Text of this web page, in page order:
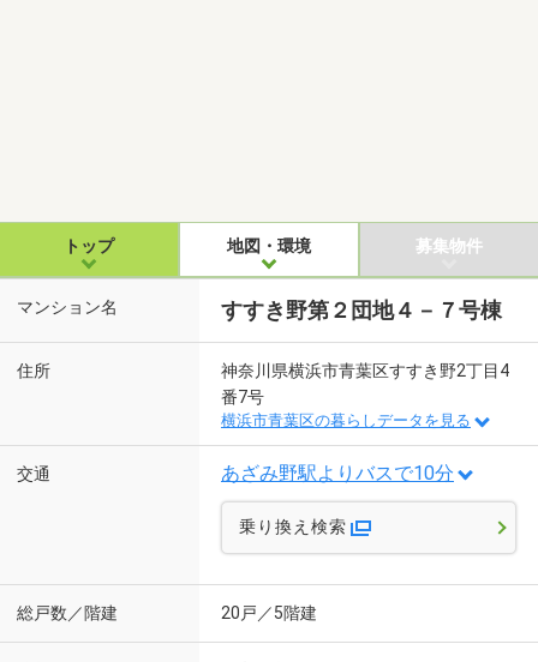
トップ 地図・環境 募集物件
マンション名 すすき野第２団地４－７号棟
住所
神奈川県横浜市青葉区すすき野2丁目4
番7号
横浜市青葉区の暮らしデータを見る
交通 あざみ野駅よりバスで10分
乗り換え検索
総戸数／階建 20戸／5階建